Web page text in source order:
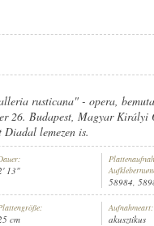
ZENEKAR
rusticana" - opera,
26. Budapest, Magyar Királyi
Diadal lemezen is.
13"
58984,
cm
Aufnahmeart:
akusztikus